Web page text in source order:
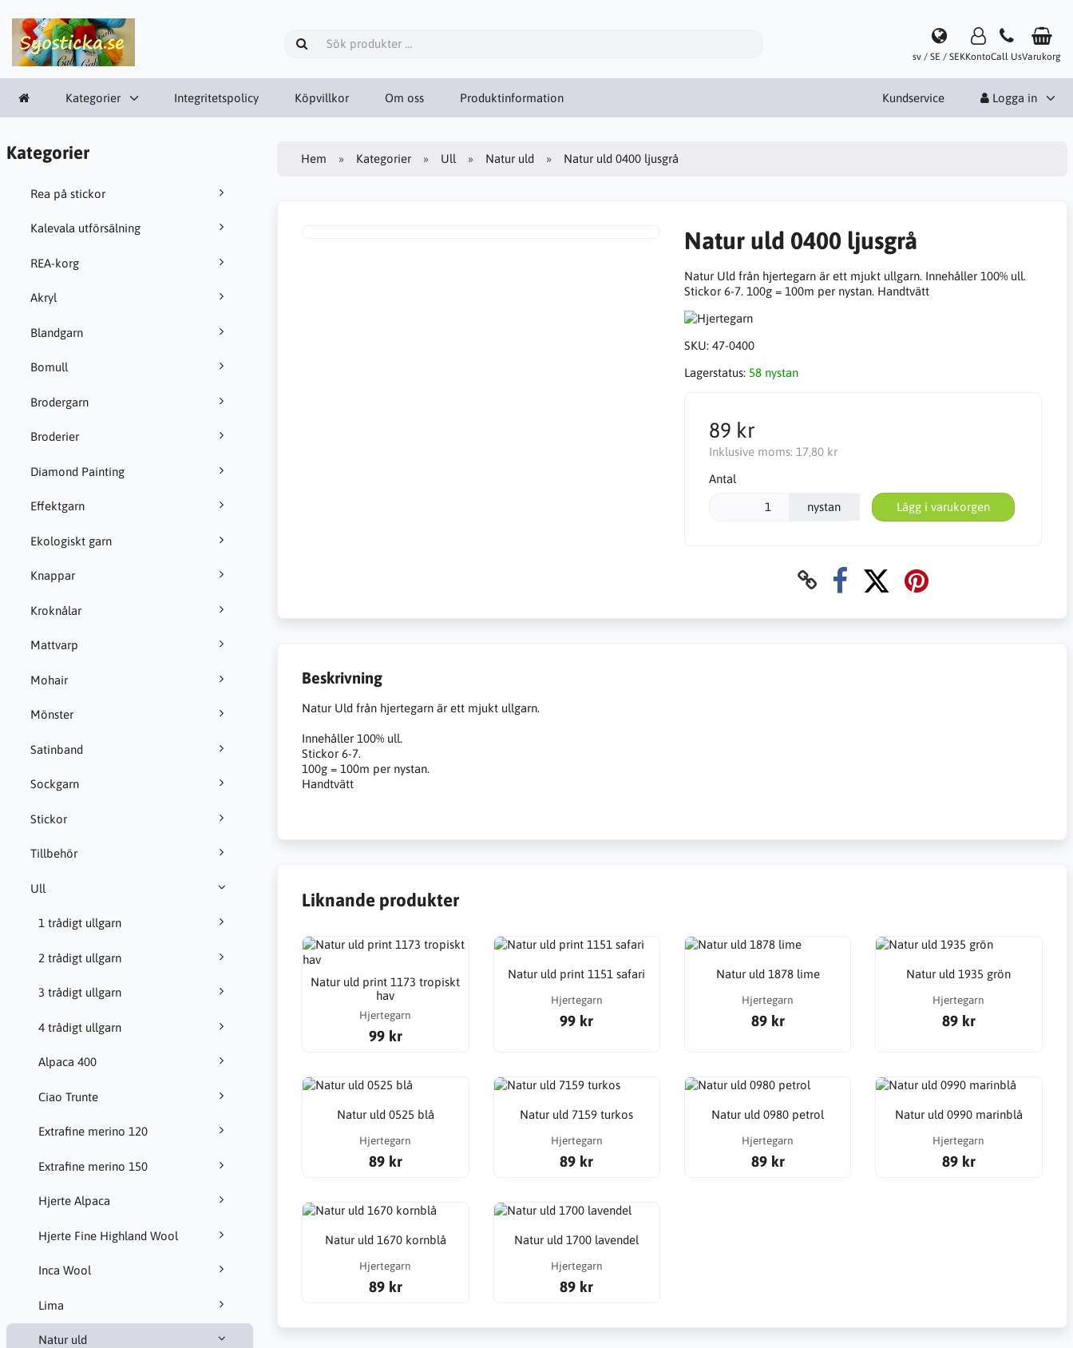
sv / SE / SEKKontoCall UsVarukorg
Kategorier Integritetspolicy Köpvillkor Om oss Produktinformation Kundservice Logga in
Kategorier
Rea på stickor
Kalevala utförsälning
REA-korg
Akryl
Blandgarn
Bomull
Brodergarn
Broderier
Diamond Painting
Effektgarn
Ekologiskt garn
Knappar
Kroknålar
Mattvarp
Mohair
Mönster
Satinband
Sockgarn
Stickor
Tillbehör
Ull
1 trådigt ullgarn
2 trådigt ullgarn
3 trådigt ullgarn
4 trådigt ullgarn
Alpaca 400
Ciao Trunte
Extrafine merino 120
Extrafine merino 150
Hjerte Alpaca
Hjerte Fine Highland Wool
Inca Wool
Lima
Natur uld
Hem Kategorier Ull Natur uld Natur uld 0400 ljusgrå
Natur uld 0400 ljusgrå
Natur Uld från hjertegarn är ett mjukt ullgarn. Innehåller 100% ull.
Stickor 6-7. 100g = 100m per nystan. Handtvätt
SKU: 47-0400
Lagerstatus: 58 nystan
89 kr
Inklusive moms: 17,80 kr
Antal
nystan Lägg i varukorgen
Beskrivning
Natur Uld från hjertegarn är ett mjukt ullgarn.
Innehåller 100% ull.
Stickor 6-7.
100g = 100m per nystan.
Handtvätt
Liknande produkter
Natur uld print 1173 tropiskt
hav
Hjertegarn
99 kr
Natur uld print 1151 safari
Hjertegarn
99 kr
Natur uld 1878 lime
Hjertegarn
89 kr
Natur uld 1935 grön
Hjertegarn
89 kr
Natur uld 0525 blå
Hjertegarn
89 kr
Natur uld 7159 turkos
Hjertegarn
89 kr
Natur uld 0980 petrol
Hjertegarn
89 kr
Natur uld 0990 marinblå
Hjertegarn
89 kr
Natur uld 1670 kornblå
Hjertegarn
89 kr
Natur uld 1700 lavendel
Hjertegarn
89 kr